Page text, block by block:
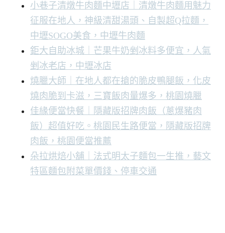
小巷子清燉牛肉麵中壢店｜清燉牛肉麵用魅力
征服在地人，神級清甜湯頭、自製超Q拉麵，
中壢SOGO美食，中壢牛肉麵
鉅大自助冰城｜芒果牛奶剉冰料多便宜，人氣
剉冰老店，中壢冰店
燒臘大師｜在地人都在搶的脆皮鴨腿飯，化皮
燒肉脆到卡滋，三寶飯肉量爆多，桃園燒臘
佳緣便當快餐｜隱藏版招牌肉飯（蔥爆豬肉
飯）超值好吃。桃園民生路便當，隱藏版招牌
肉飯，桃園便當推薦
朵拉烘焙小舖｜法式明太子麵包一生推，藝文
特區麵包附菜單價錢、停車交通